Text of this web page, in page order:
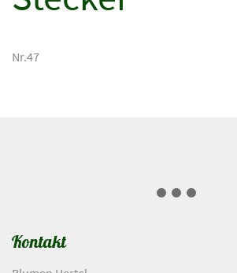
Nr.47
Kontakt